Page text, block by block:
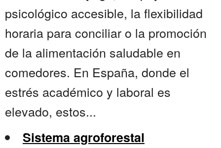
psicológico accesible, la flexibilidad
horaria para conciliar o la promoción
de la alimentación saludable en
comedores. En España, donde el
estrés académico y laboral es
elevado, estos...
Sistema agroforestal